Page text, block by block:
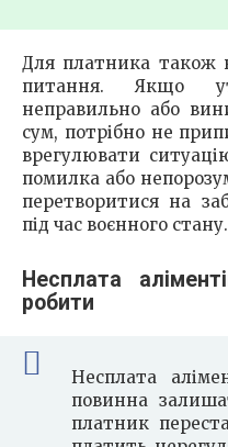
Для платника також
питання. Якщо
неправильно або
сум, потрібно не
врегулювати
помилка або
перетворитися на
під час воєнного стану.
Несплата
робити
Несплата
повинна
платник